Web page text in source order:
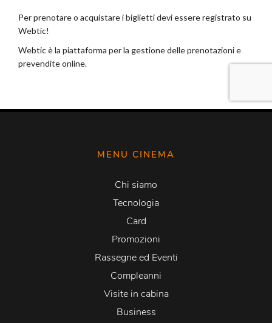
MENU CINEMA
Chi siamo
Tecnologia
Card
Promozioni
Rassegne ed Eventi
Compleanni
Visite in cabina
Business